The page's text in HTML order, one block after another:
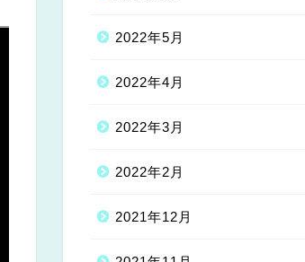
2022年5月
2022年4月
2022年3月
2022年2月
2021年12月